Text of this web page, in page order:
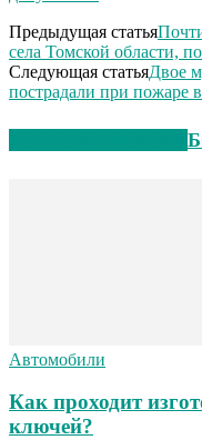
Предыдущая статья
села Томской области,
Следующая статьяДвое
пострадали при пожаре
Автомобили
Как проходит
ключей?